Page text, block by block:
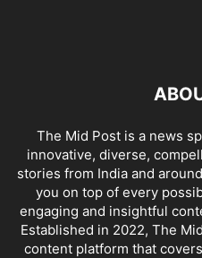
The Mid Post is a news
innovative, diverse,
stories from India and
you on top of every
engaging and insightful
Established in 2022, The
content platform that